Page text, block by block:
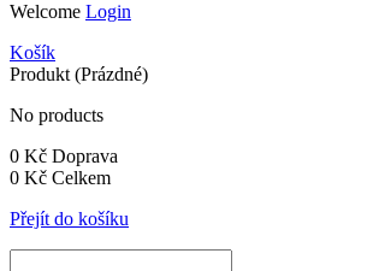
Welcome Login
Košík
Produkt (Prázdné)
No products
0 Kč Doprava
0 Kč Celkem
Přejít do košíku